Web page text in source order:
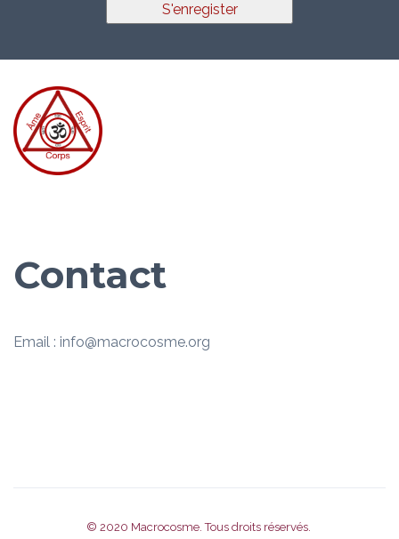
S'enregister
Contact
Email : info@macrocosme.org
© 2020 Macrocosme. Tous droits réservés.